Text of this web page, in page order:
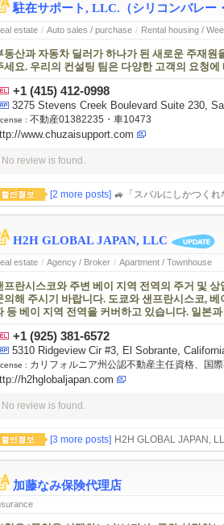
駐在サポート, LLC.（シリコンバレー
estate / Auto sales / purchase / Rental housing /
동산과 자동차 딜러가 하나가 된 새로운 주재원
세요. 우리의 컨설팅 팀은 다양한 고객의 요청
+1 (415) 412-0998
3275 Stevens Creek Boulevard Suite 230,
: 不動産01382235・車10473
www.chuzaisupport.com
No review is found.
[2 more posts] 🚙「スバルにしかつく
H2H GLOBAL JAPAN, LLC
estate / Agency / Broker / Apartment / Townhouse
프란시스코와 주변 베이 지역 전역의 주거 및
의해 주시기 바랍니다. 도쿄와 샌프란시스코,
등 베이 지역 전역을 커버하고 있습니다. 일본
+1 (925) 381-6572
5310 Ridgeview Cir #3, El Sobrante,
: カリフォルニア州公認不動産主任資格、国
h2hglobaljapan.com
No review is found.
[3 more posts] H2H GLOBAL JAPAN,
加藤なみ保険代理店